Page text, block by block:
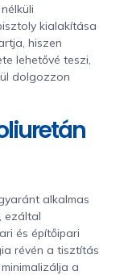
kialakítása
hiszen
lehetővé teszi,
dolgozzon
alkalmas
ezáltal
és építőipari
révén a tisztítás
a